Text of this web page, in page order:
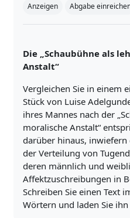
Anzeigen Abgabe
Die „Schaubühne als
Anstalt“
Vergleichen Sie in einem
Stück von Luise
ihres Mannes nach der
moralische Anstalt“
darüber hinaus,
der Verteilung von
deren männlich und
Affektzuschreibungen in
Schreiben Sie einen Text
Wörtern und laden Sie